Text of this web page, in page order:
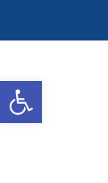
Deschide bara de unelte